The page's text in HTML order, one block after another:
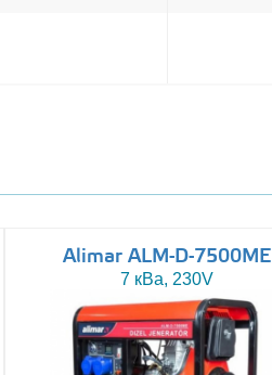
Alimar ALM-D-7500ME
7 кВа, 230V